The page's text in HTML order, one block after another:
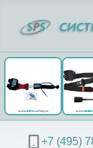
+7 (495)